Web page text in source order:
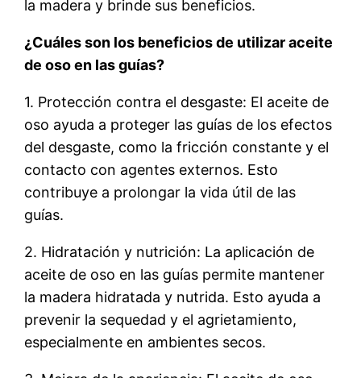
la madera y brinde sus beneficios.
¿Cuáles son los beneficios de utilizar aceite
de oso en las guías?
1. Protección contra el desgaste: El aceite de
oso ayuda a proteger las guías de los efectos
del desgaste, como la fricción constante y el
contacto con agentes externos. Esto
contribuye a prolongar la vida útil de las
guías.
2. Hidratación y nutrición: La aplicación de
aceite de oso en las guías permite mantener
la madera hidratada y nutrida. Esto ayuda a
prevenir la sequedad y el agrietamiento,
especialmente en ambientes secos.